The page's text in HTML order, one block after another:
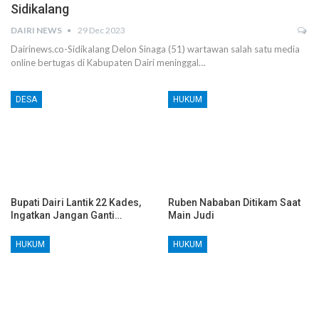
Sidikalang
DAIRI NEWS 29 Dec 2023
Dairinews.co-Sidikalang Delon Sinaga (51) wartawan salah satu media
online bertugas di Kabupaten Dairi meninggal…
DESA
Bupati Dairi Lantik 22 Kades,
Ingatkan Jangan Ganti…
HUKUM
Ruben Nababan Ditikam Saat
Main Judi
HUKUM HUKUM